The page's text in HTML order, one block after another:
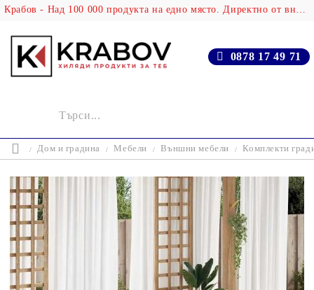
Крабов - Над 100 000 продукта на едно място. Директно от вносителя!
0878 17 49 71
Дом и градина Мебели Външни мебели Комплекти